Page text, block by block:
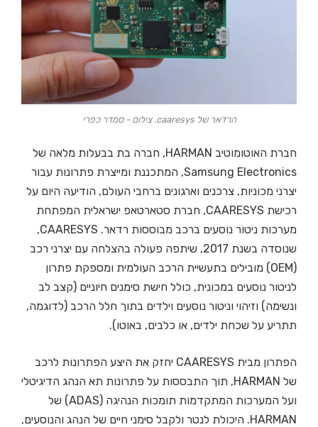
הרדאר של caaresys. צילום - סמדר כפרי
חברת האוטומוטיב HARMAN, חברה בת בבעלות מלאה של
Samsung Electronics, המתכננת ומייצרת פתרונות עבור
יצרני מכוניות, צרכנים וארגונים ברחבי העולם, הודיעה היום על
רכישת CAARESYS, חברת סטארטאפ ישראלית המפתחת
מערכות ניטור נוסעים ברכב מבוססות רדאר. CAARESYS,
שנוסדה בשנת 2017, שיתפה פעולה בהצלחה עם יצרני רכב
(OEM) מובילים בתעשיית הרכב העולמית ומספקת פתרון
לניטור נוסעים במכונית, כולל חישת סימנים חיוניים (קצב לב
ונשימה) וזיהוי וניטור נוסעים וילדים בתוך חלל הרכב (לדוגמה,
תתריע על שכחת ילדים, או כלבים, באוטו).
הפתרון מבית CAARESYS יחזק את היצע הפתרונות לרכב
של HARMAN, תוך התבססות על פתרונות תא הנהג הדיגיטלי
ועל המערכות המתקדמות תומכות הנהיגה (ADAS) של
HARMAN. היכולת לנטר ולקבל סימני חיים של הנהג והנוסעים,